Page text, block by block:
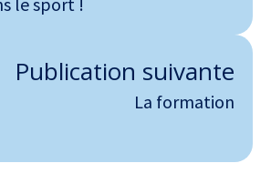
Publication suivante
La formation